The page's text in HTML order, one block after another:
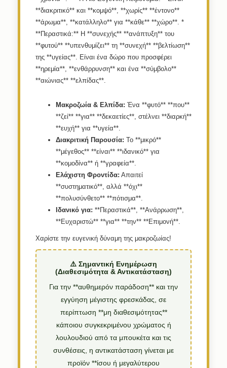
**διακριτικό** και **κομψό**, **χωρίς** **έντονο**
**άρωμα**, **κατάλληλο** για **κάθε** **χώρο**. *
**Περαστικά:** Η **συνεχής** **ανάπτυξη** του
**φυτού** **υπενθυμίζει** τη **συνεχή** **βελτίωση**
της **υγείας**. Είναι ένα δώρο που προσφέρει
**ηρεμία**, **ενθάρρυνση** και ένα **σύμβολο**
**αιώνιας** **ελπίδας**.
Μακροζωία & Ελπίδα: Ένα **φυτό** **που**
**ζεί** **για** **δεκαετίες**, στέλνει **διαρκή**
**ευχή** για **υγεία**.
Διακριτική Παρουσία: Το **μικρό**
**μέγεθος** **είναι** **ιδανικό** για
**κομοδίνα** ή **γραφεία**.
Ελάχιστη Φροντίδα: Απαιτεί
**συστηματικό**, αλλά **όχι**
**πολυσύνθετο** **πότισμα**.
Ιδανικό για: **Περαστικά**, **Ανάρρωση**,
**Ευχαριστώ** **για** **την** **Επιμονή**.
Χαρίστε την ευγενική δύναμη της μακροζωίας!
⚠️ Σημαντική Ενημέρωση
(Διαθεσιμότητα & Αντικατάσταση)
Για την **αυθημερόν παράδοση** και την
εγγύηση μέγιστης φρεσκάδας, σε
περίπτωση **μη διαθεσιμότητας**
κάποιου συγκεκριμένου χρώματος ή
λουλουδιού από τα μπουκέτα και τις
συνθέσεις, η αντικατάσταση γίνεται με
προϊόν **ίσου ή μεγαλύτερου